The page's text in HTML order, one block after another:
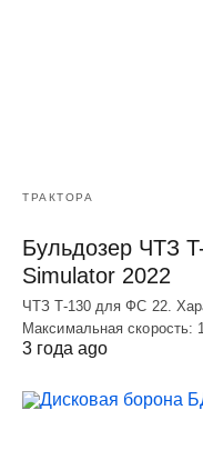
ТРАКТОРА
Бульдозер ЧТЗ
Simulator 2022
ЧТЗ T-130 для ФС 22.
Макcимальная cкороcть:
3 года ago